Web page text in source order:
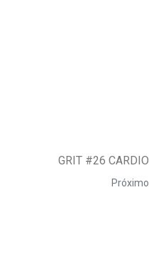
GRIT #26 CARDIO
Próximo